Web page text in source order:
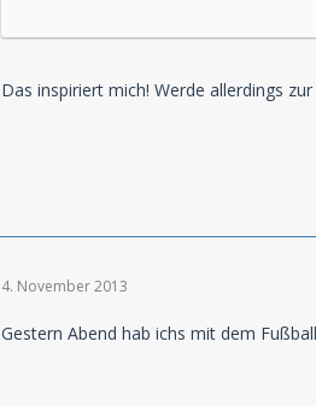
Das inspiriert mich! Werde allerdings
4. November 2013
Gestern Abend hab ichs mit dem